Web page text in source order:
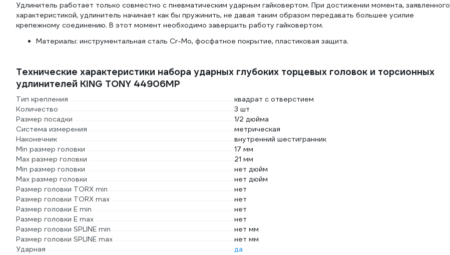
Удлинитель работает только совместно с пневматическим ударным гайковертом. При достижении момента, заявленного
характеристикой, удлинитель начинает как бы пружинить, не давая таким образом передавать большее усилие
крепежному соединению. В этот момент необходимо завершить работу гайковертом.
Материалы: инструментальная сталь Cr-Mo, фосфатное покрытие, пластиковая защита.
Технические характеристики набора ударных глубоких торцевых головок и торсионных
удлинителей KING TONY 44906MP
Тип крепления
квадрат с отверстием
Количество
3 шт
Размер посадки
1/2 дюйма
Система измерения
метрическая
Наконечник
внутренний шестигранник
Min размер головки
17 мм
Max размер головки
21 мм
Min размер головки
нет дюйм
Max размер головки
нет дюйм
Размер головки TORX min
нет
Размер головки TORX max
нет
Размер головки E min
нет
Размер головки E max
нет
Размер головки SPLINE min
нет мм
Размер головки SPLINE max
нет мм
Ударная
да